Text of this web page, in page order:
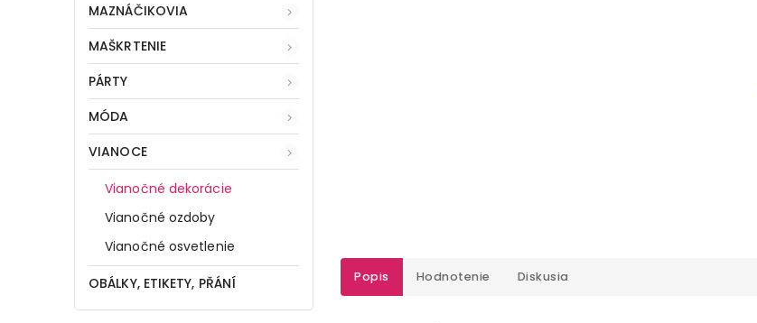
MAZNÁČIKOVIA
MAŠKRTENIE
PÁRTY
MÓDA
VIANOCE
Vianočné dekorácie
Vianočné ozdoby
Vianočné osvetlenie
OBÁLKY, ETIKETY, PŘÁNÍ Popis Hodnotenie Diskusia